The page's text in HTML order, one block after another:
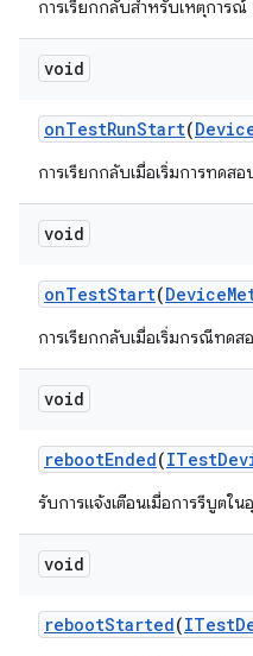
การเรียกกลับสำหรับเหตุการณ์
void
onTestRunStart(
การเรียกกลับเมื่อเริ่มการทดสอ
void
onTestStart(Device
การเรียกกลับเมื่อเริ่มกรณีทดส
void
rebootEnded(ITest
รับการแจ้งเตือนเมื่อการรีบูตใ
void
rebootStarted(ITest